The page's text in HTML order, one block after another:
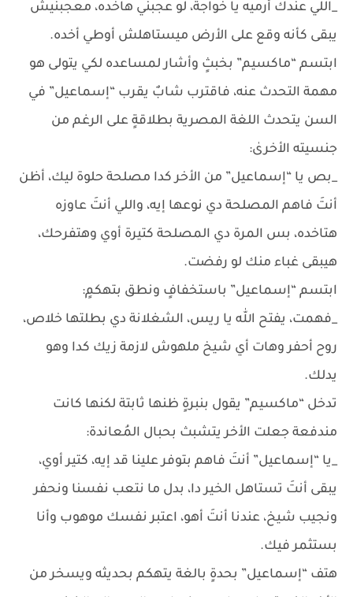
_اللي عندك أرميه يا خواجة، لو عجبني هاخده، معجبنيش
يبقى كأنه وقع على الأرض ميستاهلش أوطي أخده.
ابتسم “ماكسيم” بخبثٍ وأشار لمساعده لكي يتولى هو
مهمة التحدث عنه، فاقترب شابٌ يقرب “إسماعيل” في
السن يتحدث اللغة المصرية بطلاقةٍ على الرغم من
جنسيته الأخرىٰ:
_بص يا “إسماعيل” من الأخر كدا مصلحة حلوة ليك، أظن
أنتَ فاهم المصلحة دي نوعها إيه، واللي أنتَ عاوزه
هتاخده، بس المرة دي المصلحة كتيرة أوي وهتفرحك،
هيبقى غباء منك لو رفضت.
ابتسم “إسماعيل” باستخفافٍ ونطق بتهكمٍ:
_فهمت، يفتح الله يا ريس، الشغلانة دي بطلتها خلاص،
روح أحفر وهات أي شيخ ملهوش لازمة زيك كدا وهو
يدلك.
تدخل “ماكسيم” يقول بنبرةٍ ظنها ثابتة لكنها كانت
مندفعة جعلت الأخر يتشبث بحبال المُعاندة:
_يا “إسماعيل” أنتَ فاهم بتوفر علينا قد إيه، كتير أوي،
يبقى أنتَ تستاهل الخير دا، بدل ما نتعب نفسنا ونحفر
ونجيب شيخ، عندنا أنتَ أهو، اعتبر نفسك موهوب وأنا
بستثمر فيك.
هتف “إسماعيل” بحدةٍ بالغة يتهكم بحديثه ويسخر من